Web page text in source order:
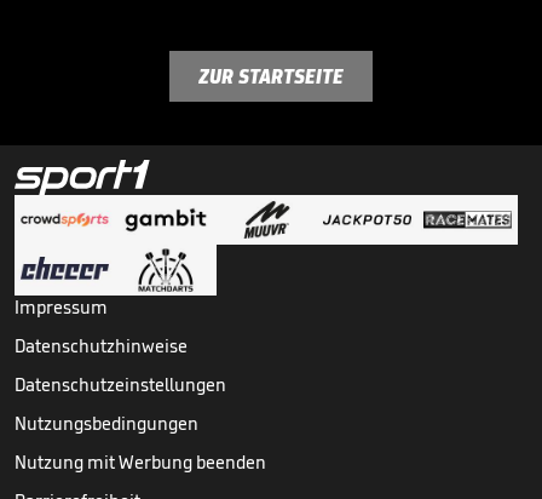
ZUR STARTSEITE
Impressum
Datenschutzhinweise
Datenschutzeinstellungen
Nutzungsbedingungen
Nutzung mit Werbung beenden